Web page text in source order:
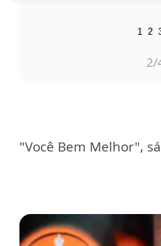
1 2
3/
"Você Bem Melhor",